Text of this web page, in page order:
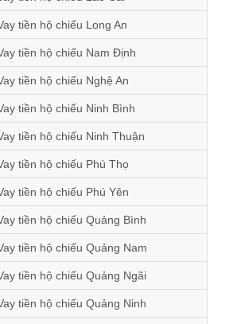
tiền hộ chiếu Long An
tiền hộ chiếu Nam Định
tiền hộ chiếu Nghệ An
tiền hộ chiếu Ninh Bình
tiền hộ chiếu Ninh Thuận
tiền hộ chiếu Phú Thọ
tiền hộ chiếu Phú Yên
tiền hộ chiếu Quảng Bình
tiền hộ chiếu Quảng Nam
tiền hộ chiếu Quảng Ngãi
tiền hộ chiếu Quảng Ninh